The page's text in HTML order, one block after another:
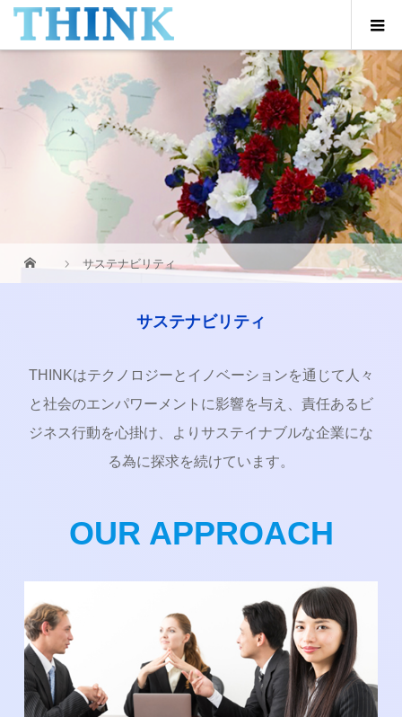
サステナビリティ
サステナビリティ
THINKはテクノロジーとイノベーションを通じて人々
と社会のエンパワーメントに影響を与え、責任あるビ
ジネス行動を心掛け、よりサステイナブルな企業にな
る為に探求を続けています。
OUR APPROACH